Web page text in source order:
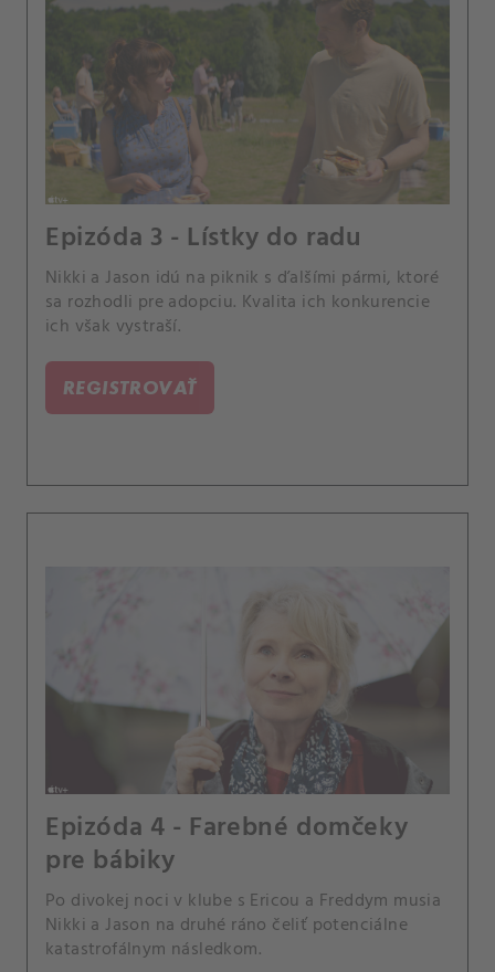
Epizóda 3 - Lístky do radu
Nikki a Jason idú na piknik s ďalšími pármi, ktoré
sa rozhodli pre adopciu. Kvalita ich konkurencie
ich však vystraší.
REGISTROVAŤ
Epizóda 4 - Farebné domčeky
pre bábiky
Po divokej noci v klube s Ericou a Freddym musia
Nikki a Jason na druhé ráno čeliť potenciálne
katastrofálnym následkom.